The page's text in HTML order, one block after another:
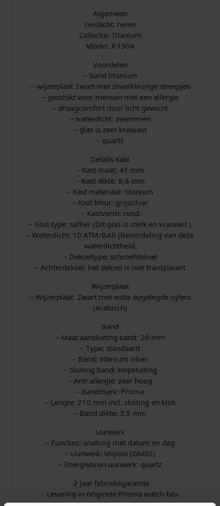
Algemeen
Geslacht: heren
Collectie: Titanium
Model: P.1304
Voordelen
– band titanium
– wijzerplaat Zwart met zilverkleurige streepjes
– geschikt voor mensen met een allergie
– draagcomfort door licht gewicht
– waterdicht: zwemmen
– glas is zeer krasvast
– quartz
Details Kast
– Kast maat: 41 mm
– Kast dikte: 8,6 mm
– Kast materiaal: titanium
– Kast kleur: grijszilver
– Kastvorm: rond
– Glas type: saffier (Dit glas is sterk en krasvast )
– Waterdicht: 10 ATM/BAR (Beoordeling van deze
waterdichtheid.
– Dekseltype: schroefdeksel
– Achterdeksel: het deksel is niet transparant
Wijzerplaat
– Wijzerplaat: Zwart met witte opgelegde cijfers
(Arabisch)
Band
– Maat aansluiting band: 20 mm
– Type: standaard
– Band: titanium zilver
– Sluiting band: klepsluiting
– Anti allergie: zeer hoog
– Bandmerk: Prisma
– Lengte: 210 mm incl. sluiting en klok
– Band dikte: 3.5 mm
Uurwerk
– Functies: analoog met datum en dag
– Uurwerk: Miyota (GM02)
– Energiebron uurwerk: quartz
-2 jaar fabrieksgarantie
– Levering in originele Prisma watch-box